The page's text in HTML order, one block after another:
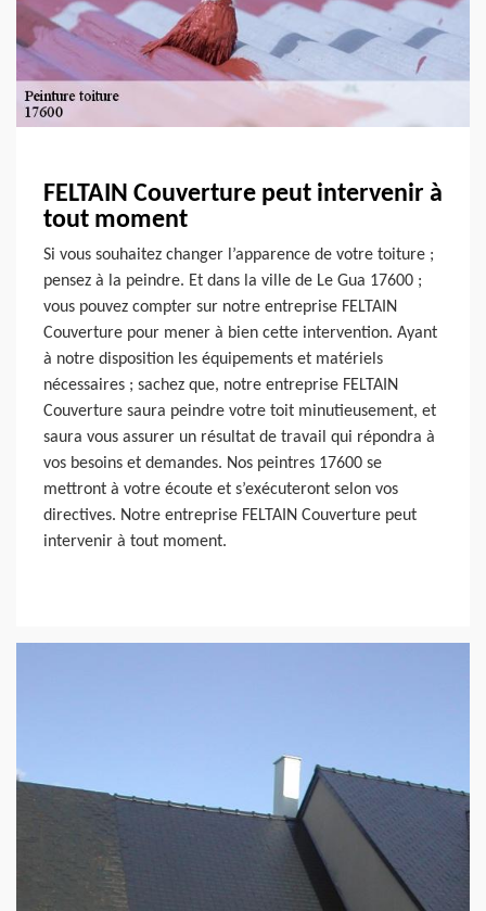
FELTAIN Couverture peut intervenir à
tout moment
Si vous souhaitez changer l’apparence de votre toiture ;
pensez à la peindre. Et dans la ville de Le Gua 17600 ;
vous pouvez compter sur notre entreprise FELTAIN
Couverture pour mener à bien cette intervention. Ayant
à notre disposition les équipements et matériels
nécessaires ; sachez que, notre entreprise FELTAIN
Couverture saura peindre votre toit minutieusement, et
saura vous assurer un résultat de travail qui répondra à
vos besoins et demandes. Nos peintres 17600 se
mettront à votre écoute et s’exécuteront selon vos
directives. Notre entreprise FELTAIN Couverture peut
intervenir à tout moment.